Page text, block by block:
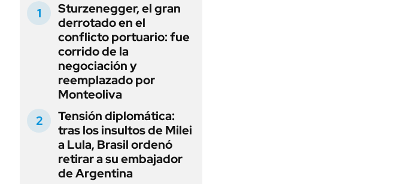
Sturzenegger, el gran
derrotado en el
conflicto portuario: fue
corrido de la
negociación y
reemplazado por
Monteoliva
Tensión diplomática:
tras los insultos de Milei
a Lula, Brasil ordenó
retirar a su embajador
de Argentina